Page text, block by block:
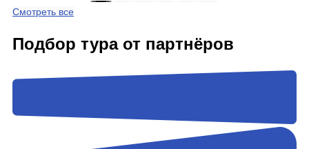
Смотреть все
Подбор тура от партнёров